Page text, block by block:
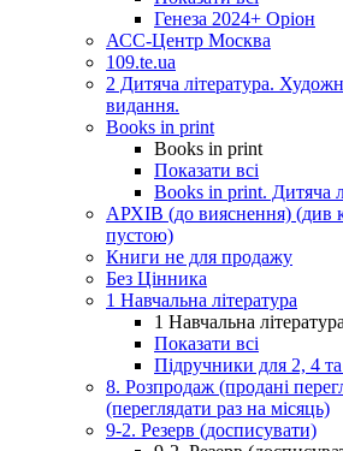
Генеза 2024+ Оріон
АСС-Центр Москва
109.te.ua
2 Дитяча література.
видання.
Books in print
Books in print
Показати всі
Books in print. Дитяча
АРХІВ (до вияснення) (див
пустою)
Книги не для продажу
Без Цінника
1 Навчальна література
1 Навчальна література
Показати всі
Підручники для 2, 4 та
8. Розпродаж (продані
(переглядати раз на місяць)
9-2. Резерв (досписувати)